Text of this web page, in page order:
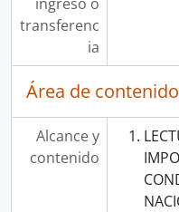
transferenc
ia
Área de
Alcance y
contenido